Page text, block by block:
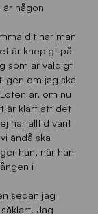
någon
dit har man
är knepigt på
som är väldigt
om jag ska
är, om nu
är klart att det
har alltid varit
ändå ska
han, när han
i
sedan jag
Jag